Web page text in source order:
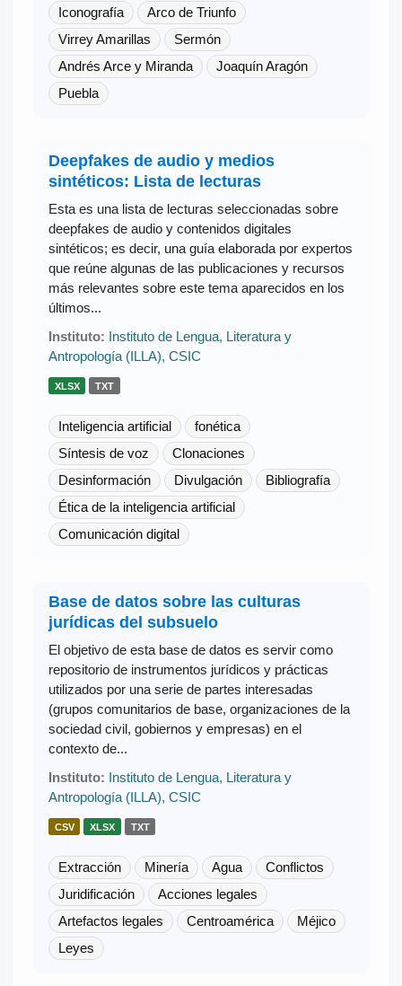
Iconografía
Arco de Triunfo
Virrey Amarillas
Sermón
Andrés Arce y Miranda
Joaquín Aragón
Puebla
Deepfakes de audio y medios
sintéticos: Lista de lecturas
Esta es una lista de lecturas seleccionadas sobre
deepfakes de audio y contenidos digitales
sintéticos; es decir, una guía elaborada por expertos
que reúne algunas de las publicaciones y recursos
más relevantes sobre este tema aparecidos en los
últimos...
Instituto: Instituto de Lengua, Literatura y
Antropología (ILLA), CSIC
XLSX TXT
Inteligencia artificial
fonética
Síntesis de voz
Clonaciones
Desinformación
Divulgación
Bibliografía
Ética de la inteligencia artificial
Comunicación digital
Base de datos sobre las culturas
jurídicas del subsuelo
El objetivo de esta base de datos es servir como
repositorio de instrumentos jurídicos y prácticas
utilizados por una serie de partes interesadas
(grupos comunitarios de base, organizaciones de la
sociedad civil, gobiernos y empresas) en el
contexto de...
Instituto: Instituto de Lengua, Literatura y
Antropología (ILLA), CSIC
CSV XLSX TXT
Extracción Minería Agua
Conflictos
Juridificación
Acciones legales
Artefactos legales
Centroamérica
Méjico
Leyes